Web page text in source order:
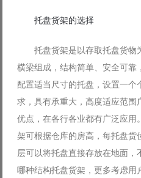
托盘货架的选择
托盘货架是以存取托盘货物为
横梁组成，结构简单、安全可靠
配置适当尺寸的托盘，设置一个
求，具有承重大，高度适应范
优点，在各行各业都有广泛应
架可根据仓库的房高，每托盘
层可以将托盘直接存放在地面
哪种结构托盘货架，更多考虑用